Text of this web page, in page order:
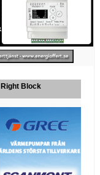
Right Block